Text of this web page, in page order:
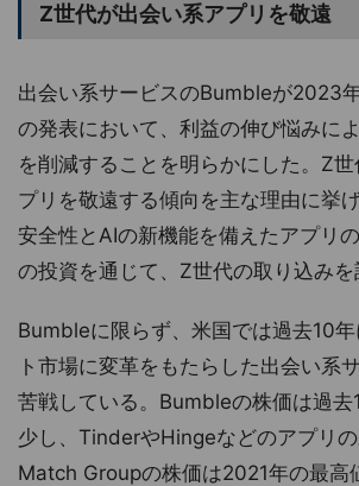
Z世代が出会い系アプリを敬遠
出会い系サービスのBumbleが2023
の発表において、利益の伸び悩みに
を削減することを明らかにした。Z
プリを敬遠する傾向を主な理由に挙
安全性とAIの新機能を備えたアプリ
の投資を通じて、Z世代の取り込みを
Bumbleに限らず、米国では過去10
ト市場に変革をもたらした出会い系
苦戦している。Bumbleの株価は過去
少し、TinderやHingeなどのアプリ
Match Groupの株価は2021年の最高